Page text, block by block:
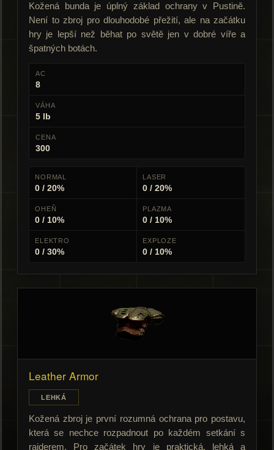
Kožená bunda je úplný základ ochrany v Pustině.
Není to zbroj pro dlouhodobé přežití, ale na začátku
hry je lepší než běhat po světě jen v dobré víře a
špatných botách.
AC
8
VÁHA
5 lb
CENA
300
NORMAL
0 / 20%
LASER
0 / 20%
OHEŇ
0 / 10%
PLAZMA
0 / 10%
ELEKTRO
0 / 30%
EXPLOZE
0 / 10%
Leather Armor
LEHKÁ
Kožená zbroj je první rozumná ochrana pro postavu,
která se nechce rozpadnout po každém setkání s
raiderem. Pro začátek hry je praktická, lehká a